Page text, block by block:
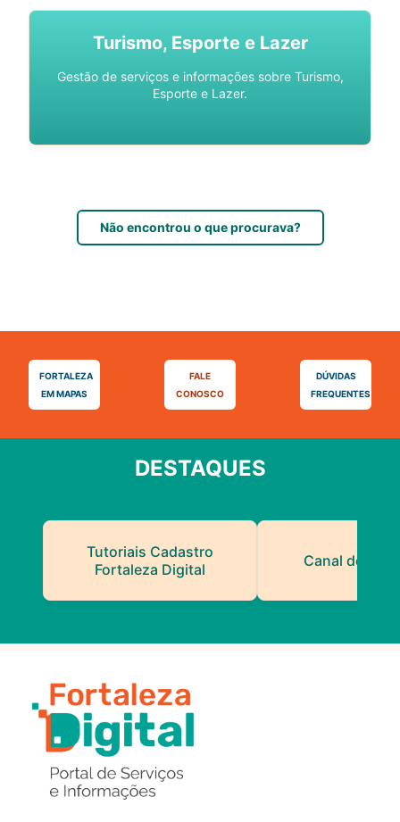
Turismo, Esporte e Lazer
Gestão de serviços e informações sobre Turismo,
Esporte e Lazer.
Não encontrou o que procurava?
FORTALEZA
EM MAPAS
FALE
CONOSCO
DÚVIDAS
FREQUENTES
DESTAQUES
Tutoriais Cadastro
Fortaleza Digital
Canal do